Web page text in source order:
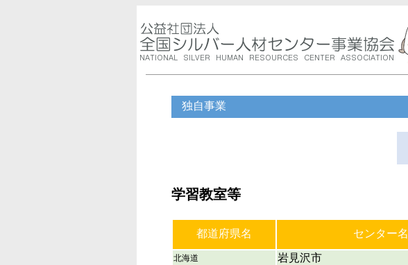
独自事業
学習教室等
都道府県名
センター名
北海道 岩見沢市